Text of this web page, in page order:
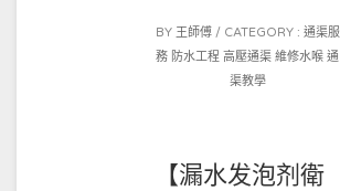
BY 王師傅
POSTED
ON
2021-
CATEGORY : 通渠服
務 防水工程 高壓通渠 維修水喉 通
渠教學
【漏水发泡剂衛